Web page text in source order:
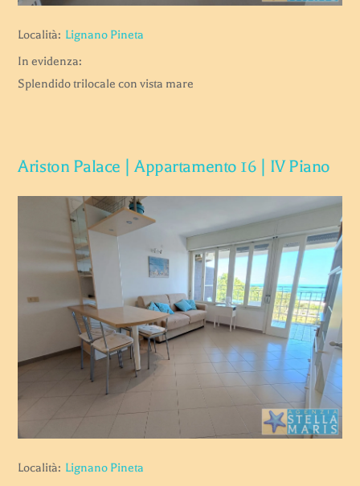
Località: Lignano Pineta
In evidenza:
Splendido trilocale con vista mare
Ariston Palace | Appartamento 16 | IV Piano
Località: Lignano Pineta